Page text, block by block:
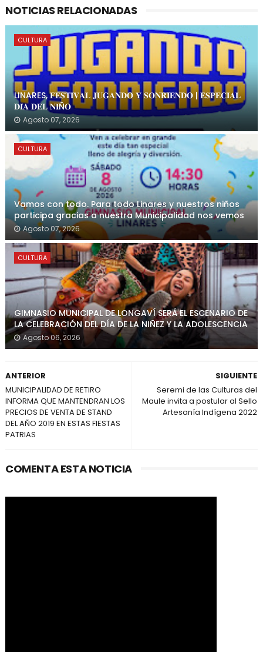
NOTICIAS RELACIONADAS
CULTURA
LINARES, 𝐅𝐄𝐒𝐓𝐈𝐕𝐀𝐋 𝐉𝐔𝐆𝐀𝐍𝐃𝐎 𝐘 𝐒𝐎𝐍𝐑𝐈𝐄𝐍𝐃𝐎 | 𝐄𝐒𝐏𝐄𝐂𝐈𝐀𝐋
𝐃𝐈́𝐀 𝐃𝐄𝐋 𝐍𝐈Ñ𝐎
Agosto 07, 2026
CULTURA
Vamos con todo. Para todo Linares y nuestros niños
participa gracias a nuestra Municipalidad nos vemos
Agosto 07, 2026
CULTURA
GIMNASIO MUNICIPAL DE LONGAVÍ SERÁ EL ESCENARIO DE
LA CELEBRACIÓN DEL DÍA DE LA NIÑEZ Y LA ADOLESCENCIA
Agosto 06, 2026
SIGUIENTE
Seremi de las Culturas del
Maule invita a postular al Sello
Artesanía Indígena 2022
ANTERIOR
MUNICIPALIDAD DE RETIRO
INFORMA QUE MANTENDRAN LOS
PRECIOS DE VENTA DE STAND
DEL AÑO 2019 EN ESTAS FIESTAS
PATRIAS
COMENTA ESTA NOTICIA